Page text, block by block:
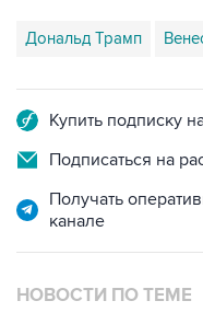
Дональд Трамп
Купить подписку
Подписаться на
Получать
канале
НОВОСТИ ПО ТЕМЕ